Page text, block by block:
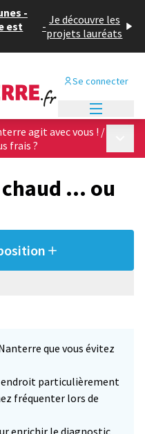
-
est
- Je découvre les
projets lauréats
Se connecter
agit avec vous ! /
frais ?
... ou
que vous évitez
endroit particulièrement
fréquenter lors de
enrichir le diagnostic